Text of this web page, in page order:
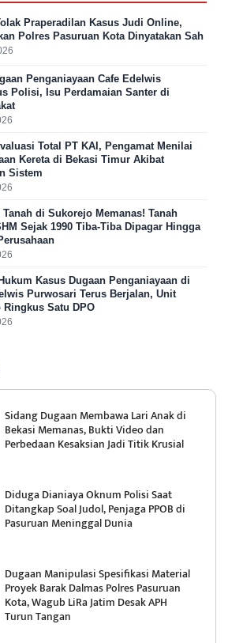
Praperadilan Kasus Judi Online,
Polres Pasuruan Kota Dinyatakan Sah
Penganiayaan Cafe Edelwis
Polisi, Isu Perdamaian Santer di
Total PT KAI, Pengamat Menilai
Kereta di Bekasi Timur Akibat
Sistem
di Sukorejo Memanas! Tanah
Sejak 1990 Tiba-Tiba Dipagar Hingga
Kasus Dugaan Penganiayaan di
Purwosari Terus Berjalan, Unit
Ringkus Satu DPO
Sidang Dugaan Membawa Lari Anak di
Bekasi Memanas, Bukti Video dan
Perbedaan Kesaksian Jadi Titik Krusial
Diduga Dianiaya Oknum Polisi Saat
Ditangkap Soal Judol, Penjaga PPOB di
Pasuruan Meninggal Dunia
Dugaan Manipulasi Spesifikasi Material
Proyek Barak Dalmas Polres Pasuruan
Kota, Wagub LiRa Jatim Desak APH
Turun Tangan